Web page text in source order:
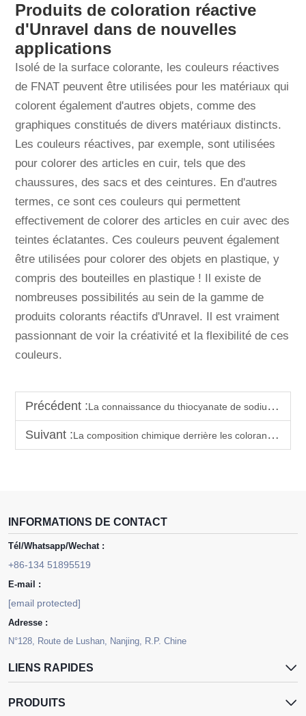
Produits de coloration réactive
d'Unravel dans de nouvelles
applications
Isolé de la surface colorante, les couleurs réactives
de FNAT peuvent être utilisées pour les matériaux qui
colorent également d'autres objets, comme des
graphiques constitués de divers matériaux distincts.
Les couleurs réactives, par exemple, sont utilisées
pour colorer des articles en cuir, tels que des
chaussures, des sacs et des ceintures. En d'autres
termes, ce sont ces couleurs qui permettent
effectivement de colorer des articles en cuir avec des
teintes éclatantes. Ces couleurs peuvent également
être utilisées pour colorer des objets en plastique, y
compris des bouteilles en plastique ! Il existe de
nombreuses possibilités au sein de la gamme de
produits colorants réactifs d'Unravel. Il est vraiment
passionnant de voir la créativité et la flexibilité de ces
couleurs.
Précédent :La connaissance du thiocyanate de sodium révèle ses propriétés chimiques
Suivant :La composition chimique derrière les colorants réactifs : impacts fonctionnels et environnementaux
INFORMATIONS DE CONTACT
Tél/Whatsapp/Wechat :
+86-134 51895519
E-mail :
[email protected]
Adresse :
N°128, Route de Lushan, Nanjing, R.P. Chine
LIENS RAPIDES
PRODUITS